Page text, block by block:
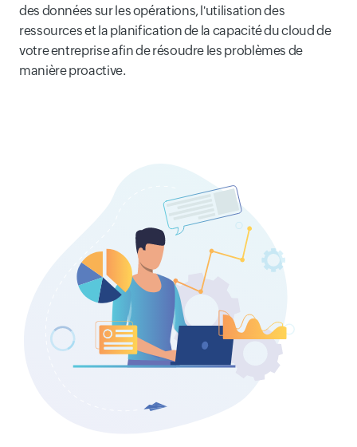
des données sur les opérations, l'utilisation des
ressources et la planification de la capacité du cloud de
votre entreprise afin de résoudre les problèmes de
manière proactive.